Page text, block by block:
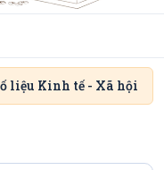
liệu Kinh tế - Xã hội